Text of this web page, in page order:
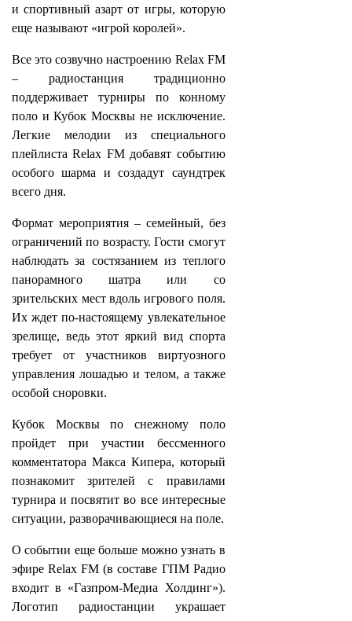
и спортивный азарт от игры, которую
еще называют «игрой королей».
Все это созвучно настроению Relax FM
– радиостанция традиционно
поддерживает турниры по конному
поло и Кубок Москвы не исключение.
Легкие мелодии из специального
плейлиста Relax FM добавят событию
особого шарма и создадут саундтрек
всего дня.
Формат мероприятия – семейный, без
ограничений по возрасту. Гости смогут
наблюдать за состязанием из теплого
панорамного шатра или со
зрительских мест вдоль игрового поля.
Их ждет по-настоящему увлекательное
зрелище, ведь этот яркий вид спорта
требует от участников виртуозного
управления лошадью и телом, а также
особой сноровки.
Кубок Москвы по снежному поло
пройдет при участии бессменного
комментатора Макса Кипера, который
познакомит зрителей с правилами
турнира и посвятит во все интересные
ситуации, разворачивающиеся на поле.
О событии еще больше можно узнать в
эфире Relax FM (в составе ГПМ Радио
входит в «Газпром-Медиа Холдинг»).
Логотип радиостанции украшает